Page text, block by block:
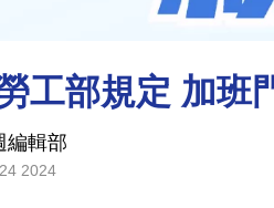
工部規定 加班
編輯部
2024